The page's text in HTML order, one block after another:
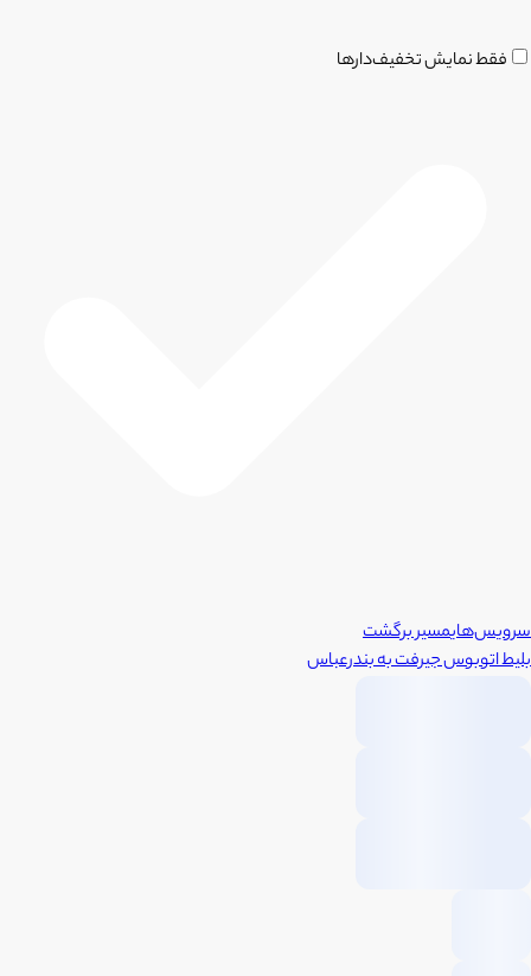
فقط نمایش تخفیف‌دارها
سرویس‌هایمسیر برگشت
بلیط اتوبوسجیرفتبهبندرعباس